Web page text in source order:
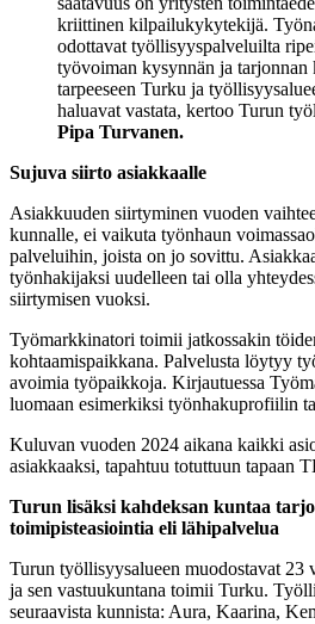
kriittinen kilpailukykytekijä.
odottavat työllisyyspalveluilta
työvoiman kysynnän ja tarjonnan
tarpeeseen Turku ja
haluavat vastata, kertoo Turun
Pipa Turvanen.
Sujuva siirto asiakkaalle
Asiakkuuden siirtyminen vuoden
kunnalle, ei vaikuta työnhaun
palveluihin, joista on jo sovittu.
työnhakijaksi uudelleen tai olla
siirtymisen vuoksi.
Työmarkkinatori toimii jatkossakin
kohtaamispaikkana. Palvelusta löytyy
avoimia työpaikkoja. Kirjautuessa
luomaan esimerkiksi työnhakuprofiilin
Kuluvan vuoden 2024 aikana kaikki
asiakkaaksi, tapahtuu totuttuun tapaan
Turun lisäksi kahdeksan kuntaa
toimipisteasiointia eli lähipalvelua
Turun työllisyysalueen muodostavat 23
ja sen vastuukuntana toimii Turku.
seuraavista kunnista: Aura, Kaarina,